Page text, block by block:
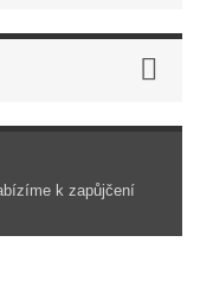
k zapůjčení